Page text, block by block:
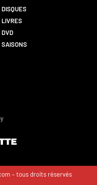
DISQUES
LIVRES
DVD
SAISONS
– tous droits réservés